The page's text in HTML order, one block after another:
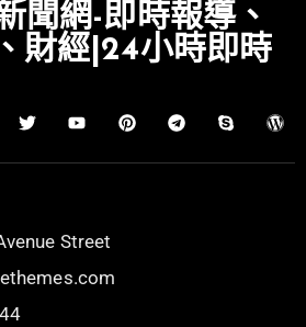
聞網-即時報導、
財經|24小時即時
Street